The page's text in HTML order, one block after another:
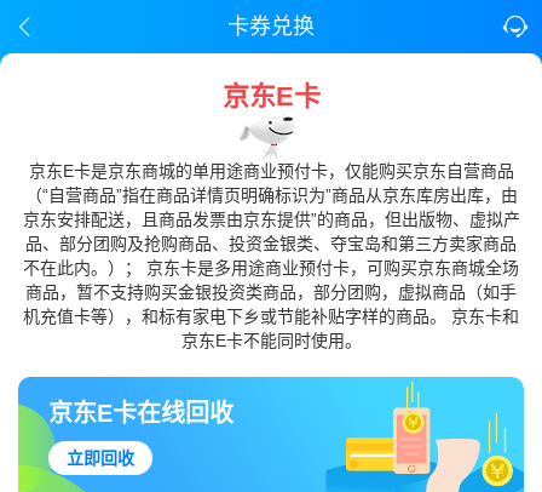
卡券兑换
京东E卡
京东E卡是京东商城的单用途商业预付卡，仅能购买京东自营商品
（“自营商品”指在商品详情页明确标识为”商品从京东库房出库，由
京东安排配送，且商品发票由京东提供”的商品，但出版物、虚拟产
品、部分团购及抢购商品、投资金银类、夺宝岛和第三方卖家商品
不在此内。）； 京东卡是多用途商业预付卡，可购买京东商城全场
商品，暂不支持购买金银投资类商品，部分团购，虚拟商品（如手
机充值卡等），和标有家电下乡或节能补贴字样的商品。 京东卡和
京东E卡不能同时使用。
京东E卡在线回收
立即回收